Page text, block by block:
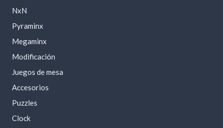
NxN
Pyraminx
Megaminx
Modificación
Juegos de mesa
Accesorios
Puzzles
Clock